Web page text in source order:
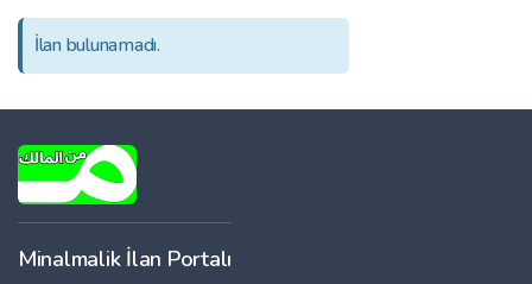
İlan bulunamadı.
Minalmalik İlan Portalı